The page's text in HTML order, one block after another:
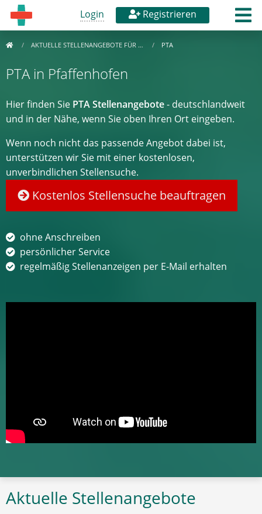
Login Registrieren
AKTUELLE STELLENANGEBOTE FÜR … PTA
PTA in Pfaffenhofen
Hier finden Sie PTA Stellenangebote- deutschlandweit
und in der Nähe, wenn Sie oben Ihren Ort eingeben.
Wenn noch nicht das passende Angebot dabei ist,
unterstützen wir Sie mit einer kostenlosen,
unverbindlichen Stellensuche.
Kostenlos Stellensuche beauftragen
ohne Anschreiben
persönlicher Service
regelmäßig Stellenanzeigen per E-Mail erhalten
Aktuelle Stellenangebote